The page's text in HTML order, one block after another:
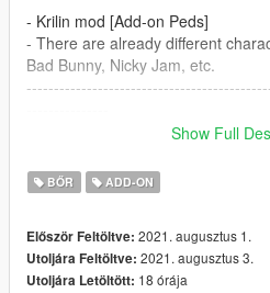
- Krilin mod [Add-on Peds]
- There are already different
Bad Bunny, Nicky Jam, etc.
Tools and requirements to use
- OpenIV
- Add-Ons-Peds
---------------
Install:
Show Full
BŐR ADD-ON
Először Feltöltve: 2021. augusztus 1.
Utoljára Feltöltve: 2021. augusztus 3.
Utoljára Letöltött: 18 órája